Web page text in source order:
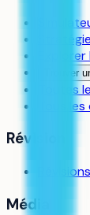
Trouver
Toutes
Tous
Révision
Révisions
Média